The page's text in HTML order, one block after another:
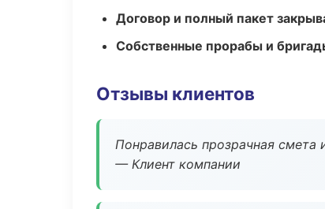
Договор и полный пакет
Собственные прорабы и
Отзывы клиентов
Понравилась прозрачная смета
— Клиент компании